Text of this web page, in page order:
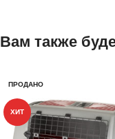
Вам также
ПРОДАНО
ХИТ